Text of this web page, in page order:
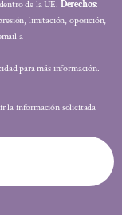
de la UE. Derechos:
limitación, oposición,
a
para más información.
la información solicitada